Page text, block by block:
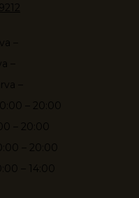
–
–
–
– 20:00
– 20:00
– 20:00
– 14:00